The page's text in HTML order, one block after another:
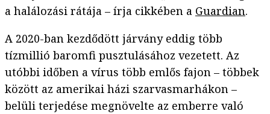
a halálozási rátája – írja cikkében a Guardian.
A 2020-ban kezdődött járvány eddig több
tízmillió baromfi pusztulásához vezetett. Az
utóbbi időben a vírus több emlős fajon – többek
között az amerikai házi szarvasmarhákon –
belüli terjedése megnövelte az emberre való